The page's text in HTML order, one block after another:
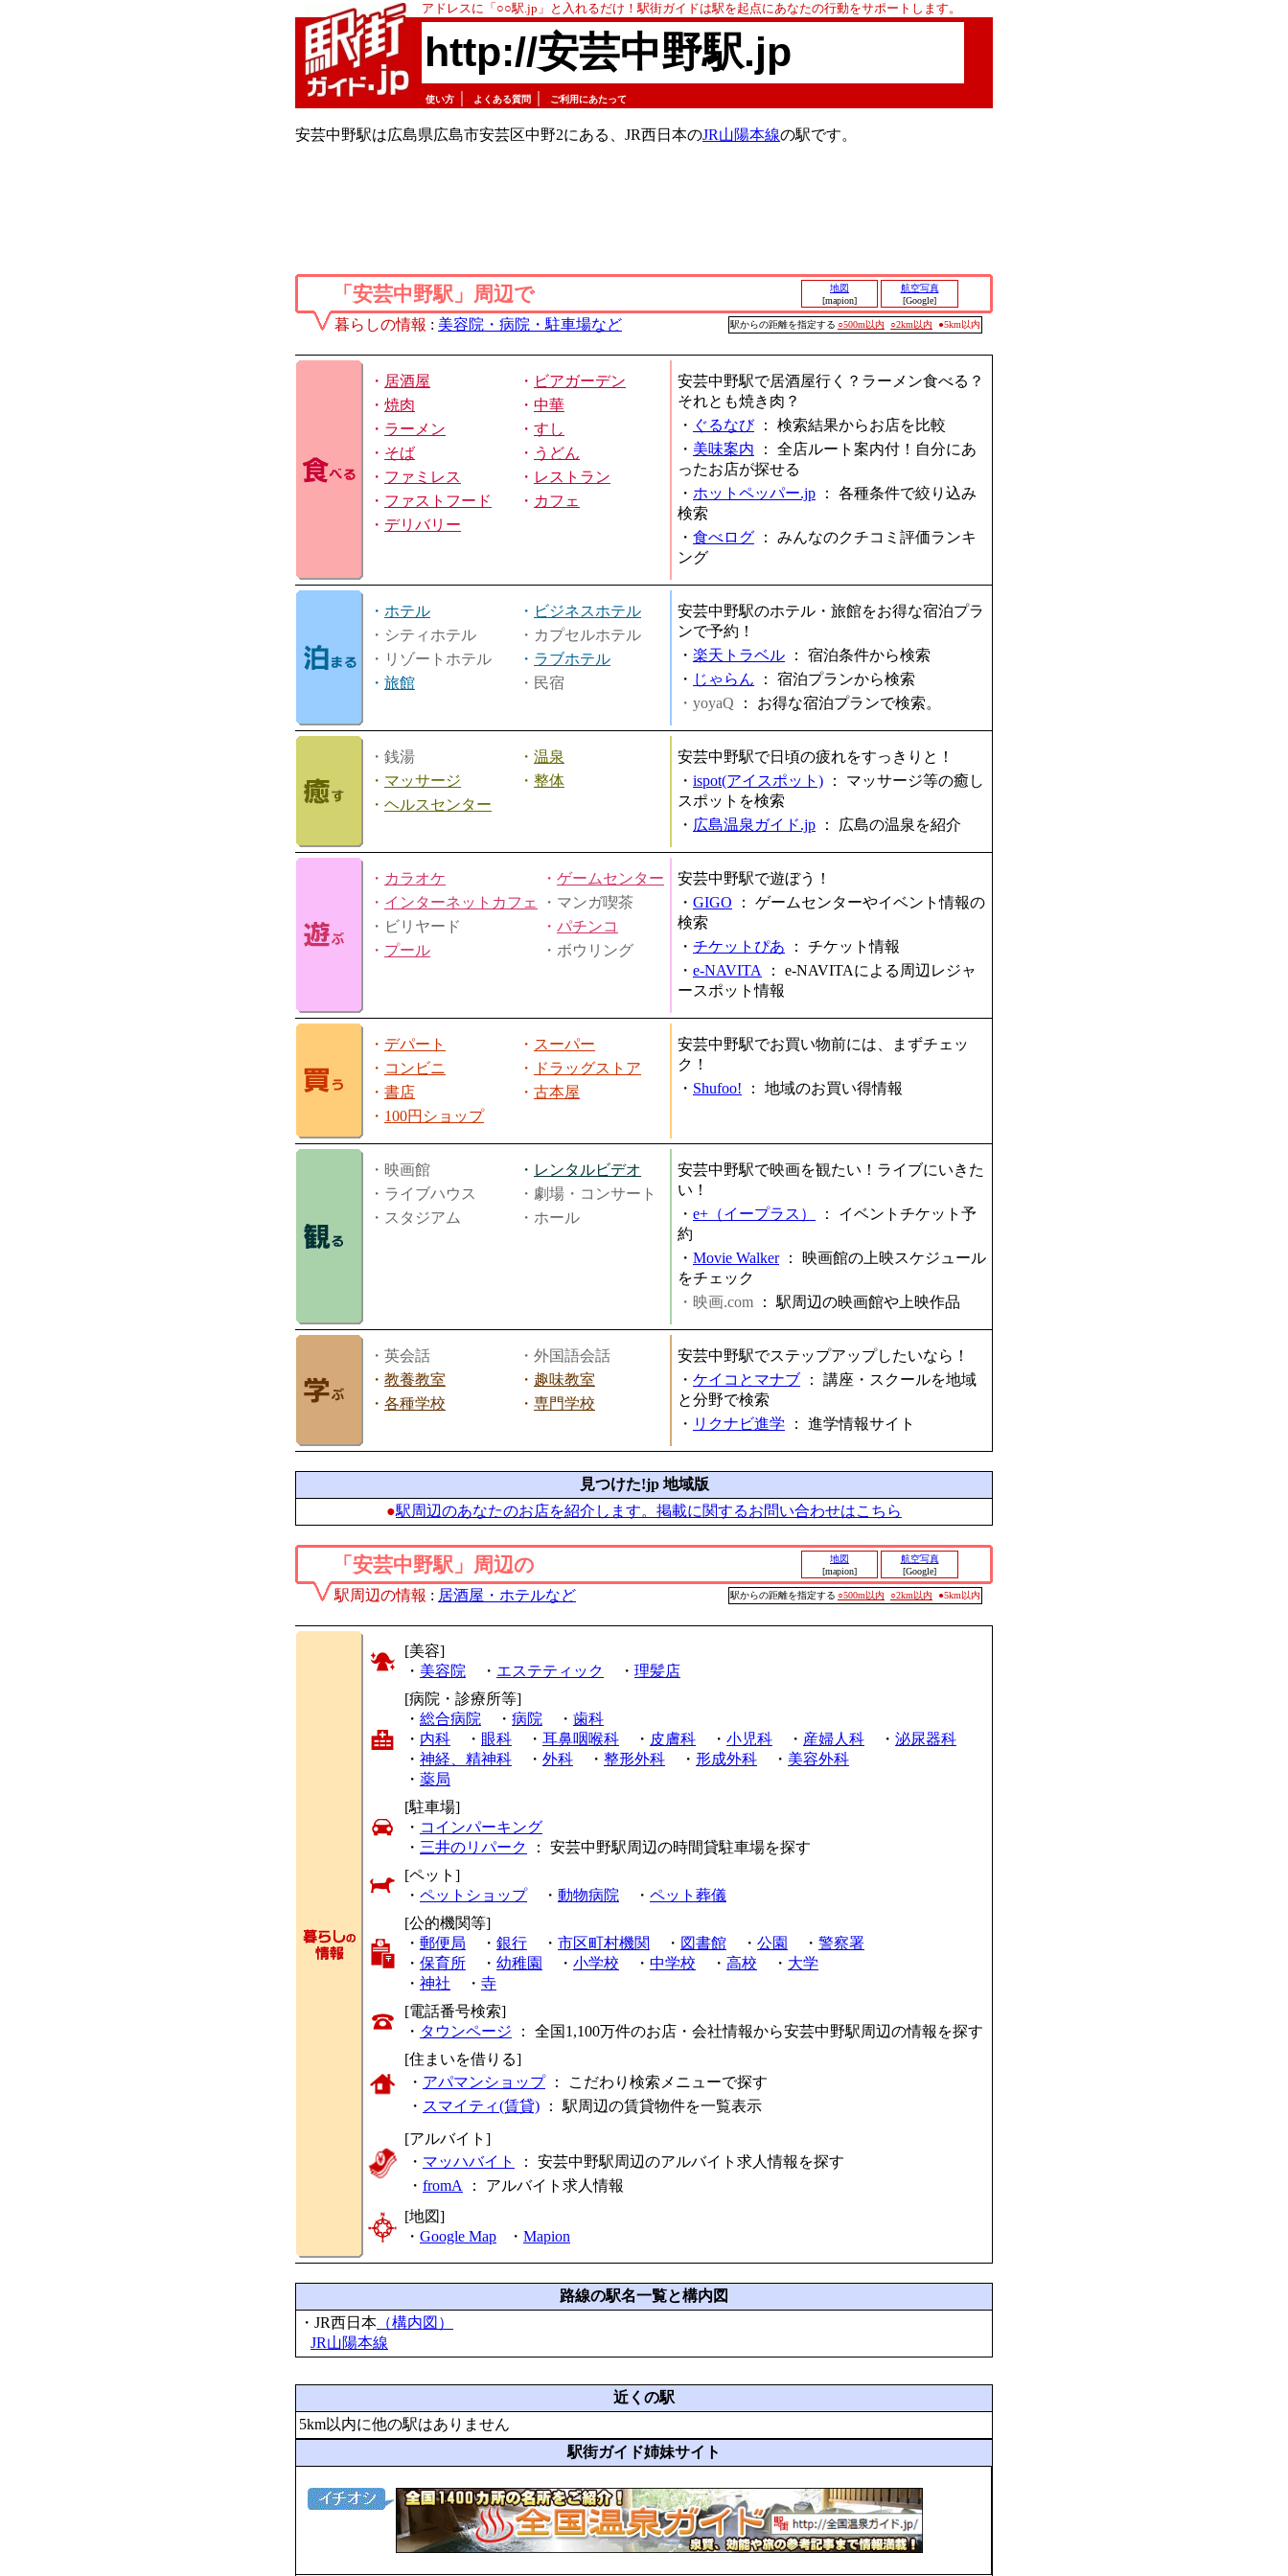
アドレスに「○○駅.jp」と入れるだけ！駅街ガイドは駅を起点にあなたの行動をサポートします。
http://安芸中野駅.jp
使い方 よくある質問 ご利用にあたって
安芸中野駅は広島県広島市安芸区中野2にある、JR西日本のJR山陽本線の駅です。
「安芸中野駅」周辺で
地図
[mapion]
航空写真
[Google]
暮らしの情報 : 美容院・病院・駐車場など 駅からの距離を指定する ○500m以内 ○2km以内 ●5km以内
・ 居酒屋 ・ ビアガーデン
・ 焼肉 ・ 中華
・ ラーメン ・ すし
・ そば ・ うどん
・ ファミレス ・ レストラン
・ ファストフード ・ カフェ
・ デリバリー
安芸中野駅で居酒屋行く？ラーメン食べる？
それとも焼き肉？
・ ぐるなび： 検索結果からお店を比較
・ 美味案内 ： 全店ルート案内付！自分にあ
ったお店が探せる
・ ホットペッパー.jp ： 各種条件で絞り込み
検索
・ 食べログ ： みんなのクチコミ評価ランキ
ング
・ ホテル ・ ビジネスホテル
・シティホテル
・カプセルホテル
・リゾートホテル
・ ラブホテル
・ 旅館 ・民宿
安芸中野駅のホテル・旅館をお得な宿泊プラ
ンで予約！
・ 楽天トラベル ： 宿泊条件から検索
・ じゃらん ： 宿泊プランから検索
・yoyaQ ： お得な宿泊プランで検索。
・銭湯 ・ 温泉
・ マッサージ ・ 整体
・ ヘルスセンター
安芸中野駅で日頃の疲れをすっきりと！
・ ispot(アイスポット) ： マッサージ等の癒し
スポットを検索
・ 広島温泉ガイド.jp ： 広島の温泉を紹介
・ カラオケ ・ ゲームセンター
・ インターネットカフェ
・マンガ喫茶
・ビリヤード
・ パチンコ
・ プール ・ボウリング
安芸中野駅で遊ぼう！
・ GIGO ： ゲームセンターやイベント情報の
検索
・ チケットぴあ ： チケット情報
・ e-NAVITA ： e-NAVITAによる周辺レジャ
ースポット情報
・ デパート ・ スーパー
・ コンビニ ・
ドラッグストア
・ 書店 ・ 古本屋
・ 100円ショップ
安芸中野駅でお買い物前には、まずチェッ
ク！
・ Shufoo! ： 地域のお買い得情報
・映画館 ・ レンタルビデオ
・ライブハウス
・劇場・コンサート
・スタジアム
・ホール
安芸中野駅で映画を観たい！ライブにいきた
い！
・ e+（イープラス） ： イベントチケット予
約
・ Movie Walker： 映画館の上映スケジュール
をチェック
・映画.com ： 駅周辺の映画館や上映作品
・英会話
・外国語会話
・ 教養教室 ・ 趣味教室
・ 各種学校 ・ 専門学校
安芸中野駅でステップアップしたいなら！
・ ケイコとマナブ ： 講座・スクールを地域
と分野で検索
・ リクナビ進学 ： 進学情報サイト
見つけた!jp 地域版
●駅周辺のあなたのお店を紹介します。掲載に関するお問い合わせはこちら
「安芸中野駅」周辺の
地図
[mapion]
航空写真
[Google]
駅周辺の情報 : 居酒屋・ホテルなど 駅からの距離を指定する ○500m以内 ○2km以内 ●5km以内
[美容]
・ 美容院 ・ エステティック ・ 理髪店
[病院・診療所等]
・ 総合病院 ・ 病院 ・ 歯科
・ 内科 ・ 眼科 ・ 耳鼻咽喉科 ・ 皮膚科 ・ 小児科 ・ 産婦人科 ・ 泌尿器科
・ 神経、精神科 ・ 外科 ・ 整形外科 ・ 形成外科 ・ 美容外科
・ 薬局
[駐車場]
・ コインパーキング
・ 三井のリパーク
： 安芸中野駅周辺の時間貸駐車場を探す
[ペット]
・ ペットショップ・ 動物病院 ・ ペット葬儀
[公的機関等]
・ 郵便局 ・ 銀行 ・ 市区町村機関 ・ 図書館 ・ 公園 ・ 警察署
・ 保育所 ・ 幼稚園 ・ 小学校 ・ 中学校 ・ 高校 ・ 大学
・ 神社 ・ 寺
[電話番号検索]
・ タウンページ ： 全国1,100万件のお店・会社情報から安芸中野駅周辺の情報を探す
[住まいを借りる]
・ アパマンショップ： こだわり検索メニューで探す
・ スマイティ(賃貸) ： 駅周辺の賃貸物件を一覧表示
[アルバイト]
・ マッハバイト
： 安芸中野駅周辺のアルバイト求人情報を探す
・ fromA ： アルバイト求人情報
[地図]
・ Google Map ・ Mapion
路線の駅名一覧と構内図
・JR西日本 （構内図）
JR山陽本線
近くの駅
5km以内に他の駅はありません
駅街ガイド姉妹サイト